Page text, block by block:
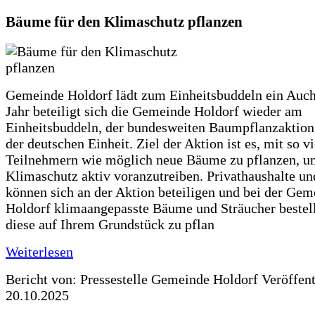
Bäume für den Klimaschutz pflanzen
Gemeinde Holdorf lädt zum Einheitsbuddeln ein
Jahr beteiligt sich die Gemeinde Holdorf wieder am
Einheitsbuddeln, der bundesweiten
der deutschen Einheit. Ziel der Aktion ist es, mit so
Teilnehmern wie möglich neue Bäume zu pflanzen,
Klimaschutz aktiv voranzutreiben. Privathaushalte
können sich an der Aktion beteiligen und bei der
Holdorf klimaangepasste Bäume und Sträucher
diese auf Ihrem Grundstück zu pflan
Weiterlesen
Bericht von: Pressestelle Gemeinde Holdorf
20.10.2025